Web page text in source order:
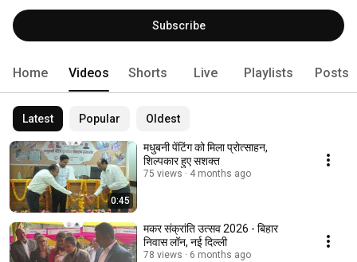
Subscribe
Home Videos Shorts Live Playlists Posts
Latest Popular Oldest
0:45
मधुबनी पेंटिंग को मिला प्रोत्साहन,
शिल्पकार हुए सशक्त
75 views 4 months ago
मकर संक्रांति उत्सव 2026 - बिहार
निवास लॉन, नई दिल्ली
78 views 6 months ago